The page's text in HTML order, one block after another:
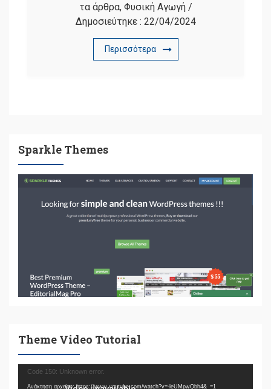
τα άρθρα, Φυσική Αγωγή/
Δημοσιεύτηκε : 22/04/2024
Περισσότερα
Sparkle Themes
Theme Video Tutorial
Πρόγραμμα
Αναπαραγωγής
Code 150: Unknown error.
Ανάκτηση αρχείου: https://www.youtube.com/watch?v=-leUMpwQbh4&_=1